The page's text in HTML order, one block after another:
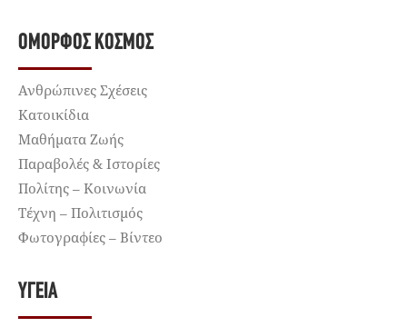
ΌΜΟΡΦΟΣ ΚΌΣΜΟΣ
Ανθρώπινες Σχέσεις
Κατοικίδια
Μαθήματα Ζωής
Παραβολές & Ιστορίες
Πολίτης – Κοινωνία
Τέχνη – Πολιτισμός
Φωτογραφίες – Βίντεο
ΥΓΕΊΑ